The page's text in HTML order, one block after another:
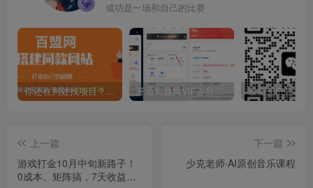
成功是一场和自己的比赛
你还在到处找项目？还在当韭菜？我靠卖项目一个月收入5万+，曾经我也是个失败者。 开通知越网VIP会员，尊享全站资源免费下载，享70%的推广提成！！【限时五折优惠】
上一篇
游戏打金10月中旬新路子！
0成本、矩阵搞，7天收益
下一篇
少克老师·AI原创音乐课程